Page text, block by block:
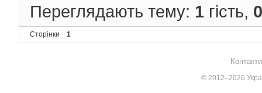
Переглядають тему: 1 гість, 0
Сторінки 1
© 2012–2026